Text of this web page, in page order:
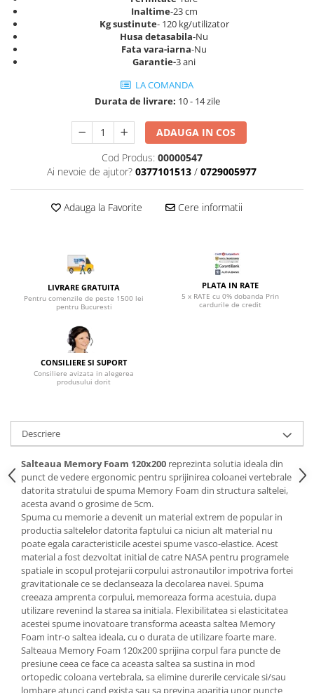
Top saltele 10 cm
Top saltele memory 5 cm
Top saltele MemoHR 6.5 cm
Saltele cu plasa de arcuri
Scaune manager
Mobilier bucatarie
Mese bucatarie
Seturi mese si scaune bucatarie
Suporturi si rafturi pantofi
Pantofare
Suport pentru umerase
Mobilier gradinita
Mese gradinita
Scaune gradinita
Set mese si scaune gradinita
Mobilier copii
Scaune birou pentru copii
Saltele patuturi copii
Paturi copii
Masa si scaune gradinita
Seturi comode living si dormitor
Inaltime-23 cm
Kg sustinute- 120 kg/utilizator
Husa detasabila-Nu
Fata vara-iarna-Nu
Garantie-3 ani
LA COMANDA
Durata de livrare: 10 - 14 zile
ADAUGA IN COS
Cod Produs: 00000547
Ai nevoie de ajutor? 0377101513 / 0729005977
Adauga la Favorite Cere informatii
LIVRARE GRATUITA
Pentru comenzile de peste 1500 lei
pentru Bucuresti
PLATA IN RATE
5 x RATE cu 0% dobanda Prin
cardurile de credit
CONSILIERE SI SUPORT
Consiliere avizata in alegerea
produsului dorit
Descriere
Salteaua Memory Foam 120x200 reprezinta solutia ideala din
punct de vedere ergonomic pentru sprijinirea coloanei vertebrale
datorita stratului de spuma Memory Foam din structura saltelei,
acesta avand o grosime de 5cm.
Spuma cu memorie a devenit un material extrem de popular in
productia saltelelor datorita faptului ca niciun alt material nu
poate egala caracteristicile acestei spume vasco-elastice. Acest
material a fost dezvoltat initial de catre NASA pentru programele
spatiale in scopul protejarii corpului astronautilor impotriva fortei
gravitationale ce se declanseaza la decolarea navei. Spuma
creeaza amprenta corpului, memoreaza forma acestuia, dupa
utilizare revenind la starea sa initiala. Flexibilitatea si elasticitatea
acestei spume inovatoare transforma aceasta saltea Memory
Foam intr-o saltea ideala, cu o durata de utilizare foarte mare.
Salteaua Memory Foam 120x200 sprijina corpul fara puncte de
presiune ceea ce face ca aceasta saltea sa sustina in mod
ortopedic coloana vertebrala, sa elimine durerile cervicale si/sau
lombare atunci cand exista sau sa previna aparitia unor puncte